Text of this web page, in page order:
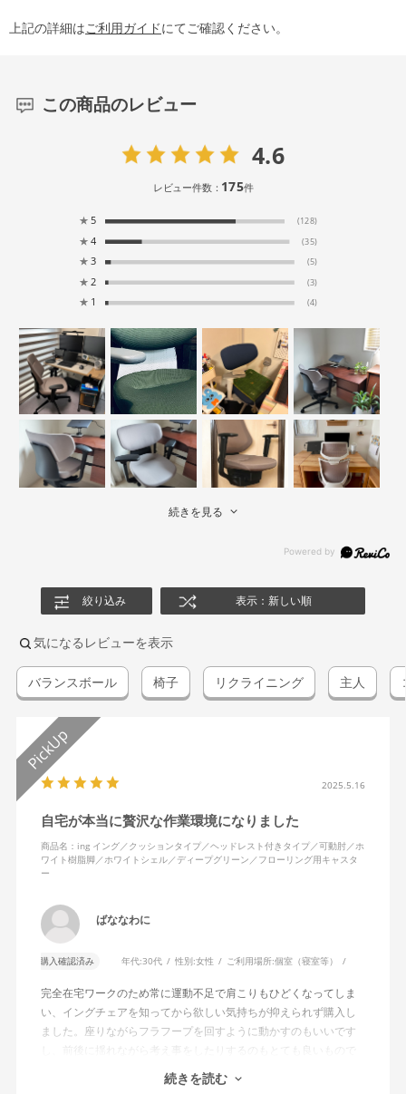
上記の詳細はご利用ガイドにてご確認ください。
この商品のレビュー
4.6
レビュー件数： 175件
★ 5 (128)
★ 4 (35)
★ 3 (5)
★ 2 (3)
★ 1 (4)
続きを見る
絞り込み 表示：新しい順
気になるレビューを表示
バランスボール 椅子 リクライニング 主人
2025.5.16
自宅が本当に贅沢な作業環境になりました
商品名：ing イング／クッションタイプ／ヘッドレスト付きタイプ／可動肘／ホ
ワイト樹脂脚／ホワイトシェル／ディープグリーン／フローリング用キャスタ
ー
ばななわに
購入確認済み 年代:30代 性別:女性 ご利用場所:個室（寝室等）
完全在宅ワークのため常に運動不足で肩こりもひどくなってしま
い、イングチェアを知ってから欲しい気持ちが抑えられず購入し
ました。座りながらフラフープを回すように動かすのもいいです
し、前後に揺れながら考え事をしたりするのもとても良いもので
す。カチャカチャ音が鳴るわけではないのですが、オフィスで揺
れてばっかだと怒られそうですが、自宅なら何も気にせずに使え
続きを読む